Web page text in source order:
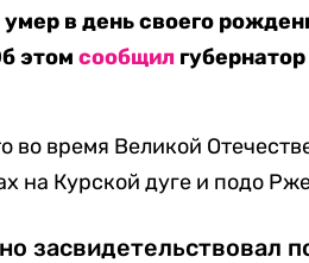
в день своего
этомсообщил
во время Великой
на Курской дуге и подо
засвидетельствовал